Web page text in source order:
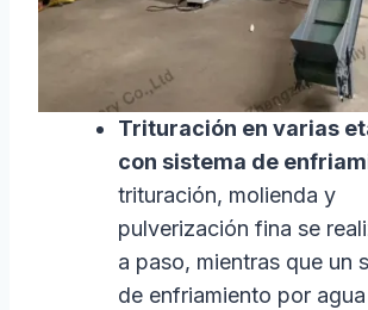
Trituración en varias
con sistema de
trituración, molienda y
pulverización fina se
a paso, mientras que un
de enfriamiento por